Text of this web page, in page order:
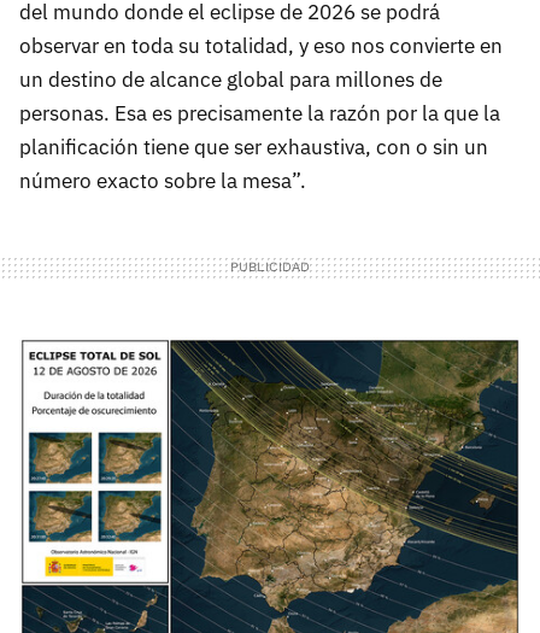
del mundo donde el eclipse de 2026 se podrá
observar en toda su totalidad, y eso nos convierte en
un destino de alcance global para millones de
personas. Esa es precisamente la razón por la que la
planificación tiene que ser exhaustiva, con o sin un
número exacto sobre la mesa”.